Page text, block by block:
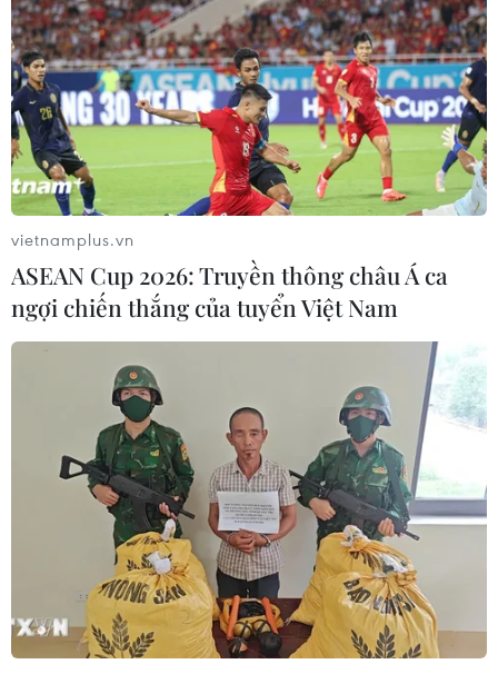
TIN CÙNG CHUYÊN MỤC
Cơ cấu lại vốn nhà nước tại doanh
nghiệp gắn với mục tiêu tăng trưởng
hai con số
vietnamplus.vn
ASEAN Cup 2026: Truyền thông châu Á ca
ngợi chiến thắng của tuyển Việt Nam